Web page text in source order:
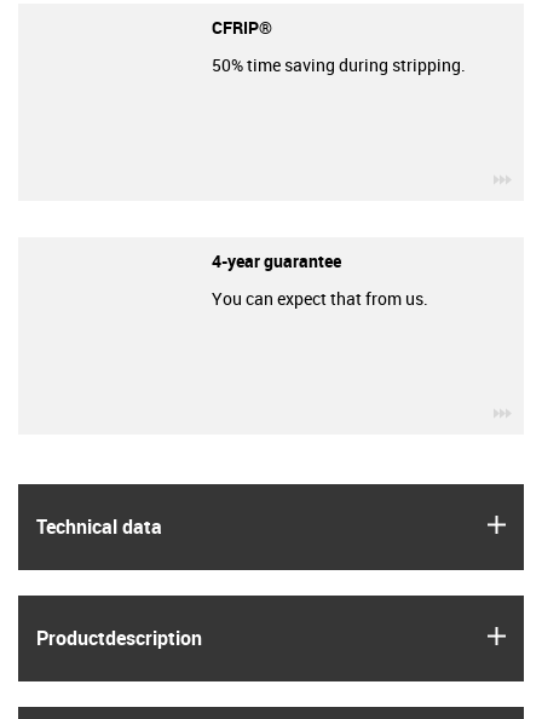
Technical data
Product­description
CFRIP®
50% time saving during stripping.
4-year guarantee
You can expect that from us.